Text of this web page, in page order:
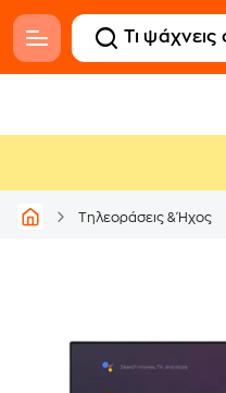
Τηλεοράσεις & Ήχος